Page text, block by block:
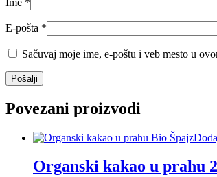
E-pošta *
Sačuvaj moje ime, e-poštu i veb mesto u
Povezani proizvodi
Organski kakao u prahu